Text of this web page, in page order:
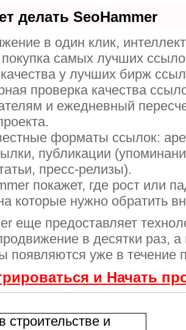
делать SeoHammer
в один клик,
самых лучших
у лучших бирж
проверка качества
и ежедневный
форматы ссылок:
публикации
пресс-релизы).
покажет, где рост или
которые нужно обратить
еще предоставляет
в десятки раз,
появляются уже в течение
и Начать